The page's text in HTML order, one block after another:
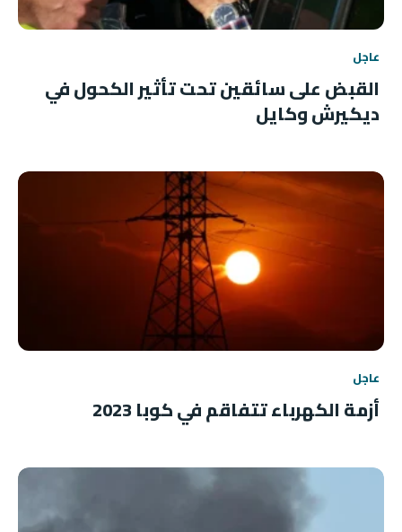
عاجل
القبض على سائقين تحت تأثير الكحول في
ديكيرش وكايل
عاجل
أزمة الكهرباء تتفاقم في كوبا 2023